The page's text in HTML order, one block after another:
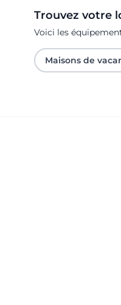
Trouvez votre
Voici les
Maisons de